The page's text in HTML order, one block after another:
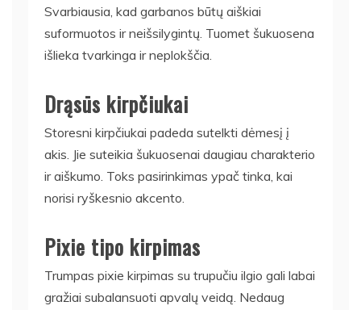
Svarbiausia, kad garbanos būtų aiškiai
suformuotos ir neišsilygintų. Tuomet šukuosena
išlieka tvarkinga ir neplokščia.
Drąsūs kirpčiukai
Storesni kirpčiukai padeda sutelkti dėmesį į
akis. Jie suteikia šukuosenai daugiau charakterio
ir aiškumo. Toks pasirinkimas ypač tinka, kai
norisi ryškesnio akcento.
Pixie tipo kirpimas
Trumpas pixie kirpimas su trupučiu ilgio gali labai
gražiai subalansuoti apvalų veidą. Nedaug